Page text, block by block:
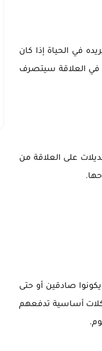
في الحياة إذا كان
في العلاقة سيتصرف
على العلاقة من
صادقين أو حتى
أساسية تدفعهم